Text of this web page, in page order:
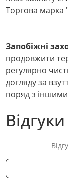
Торгова марка
Запобіжні
продовжити
регулярно
догляду за
поряд з
Відгуки